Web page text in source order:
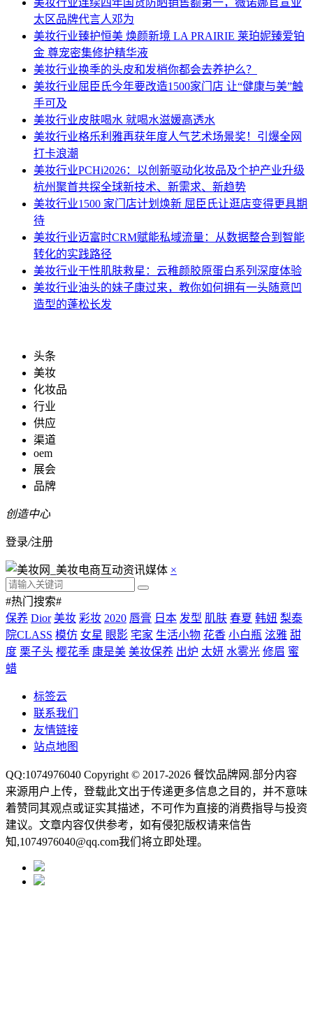
美妆行业连续四年国货防晒销售额第一，薇诺娜官宣亚
太区品牌代言人邓为
美妆行业臻护恒美 焕颜新境 LA PRAIRIE 莱珀妮臻爱铂
金 尊宠密集修护精华液
美妆行业换季的头皮和发梢你都会去养护么？
美妆行业屈臣氏今年要改造1500家门店 让“健康与美”触
手可及
美妆行业皮肤喝水 就喝水滋媛高透水
美妆行业格乐利雅再获年度人气艺术场景奖！引爆全网
打卡浪潮
美妆行业PCHi2026：以创新驱动化妆品及个护产业升级
杭州聚首共探全球新技术、新需求、新趋势
美妆行业1500 家门店计划焕新 屈臣氏让逛店变得更具期
待
美妆行业迈富时CRM赋能私域流量：从数据整合到智能
转化的实践路径
美妆行业干性肌肤救星：云稚颜胶原蛋白系列深度体验
美妆行业油头的妹子康过来，教你如何拥有一头随意凹
造型的蓬松长发
头条
美妆
化妆品
行业
供应
渠道
oem
展会
品牌
创造中心
登录/注册
×
#热门搜索#
保养 Dior 美妆 彩妆 2020 唇膏 日本 发型 肌肤 春夏 韩妞 梨泰
院CLASS 模仿 女星 眼影 宅家 生活小物 花香 小白瓶 泫雅 甜
度 栗子头 樱花季 康是美 美妆保养 出炉 太妍 水雾光 修眉 蜜
蜡
标签云
联系我们
友情链接
站点地图
QQ:1074976040 Copyright © 2017-2026 餐饮品牌网 .部分内容
来源用户上传，登载此文出于传递更多信息之目的，并不意味
着赞同其观点或证实其描述，不可作为直接的消费指导与投资
建议。文章内容仅供参考，如有侵犯版权请来信告
知,1074976040@qq.com我们将立即处理。